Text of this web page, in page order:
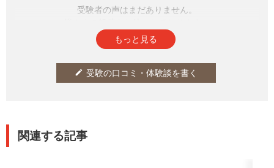
受験者の声はまだありません。
もっと見る
edit 受験の口コミ・体験談を書く
関連する記事